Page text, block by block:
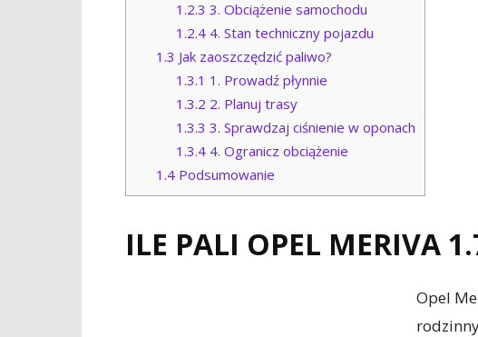
1.2.3 3. Obciążenie samochodu
1.2.4 4. Stan techniczny pojazdu
1.3 Jak zaoszczędzić paliwo?
1.3.1 1. Prowadź płynnie
1.3.2 2. Planuj trasy
1.3.3 3. Sprawdzaj ciśnienie w oponach
1.3.4 4. Ogranicz obciążenie
1.4Podsumowanie
ILE PALI OPEL MERIVA
Opel